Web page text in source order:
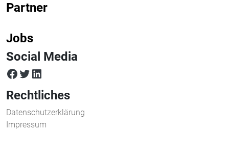
Partner
Jobs
Social Media
facebook
twitterLinkedIn
Rechtliches
Datenschutzerklärung
Impressum